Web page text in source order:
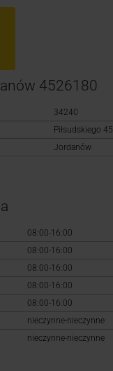
Logowanie
4526180
34240
Piłsudskiego 45
Jordanów
08:00-16:00
08:00-16:00
08:00-16:00
08:00-16:00
08:00-16:00
nieczynne-nieczynne
nieczynne-nieczynne